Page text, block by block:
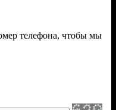
телефона, чтобы мы